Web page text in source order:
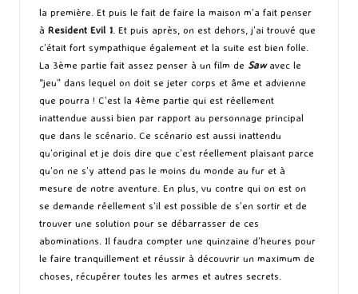
la première. Et puis le fait de faire la maison m’a fait penser
à Resident Evil 1 . Et puis après, on est dehors, j’ai trouvé que
c’était fort sympathique également et la suite est bien folle.
La 3ème partie fait assez penser à un film de Saw avec le
“jeu” dans lequel on doit se jeter corps et âme et advienne
que pourra ! C’est la 4ème partie qui est réellement
inattendue aussi bien par rapport au personnage principal
que dans le scénario. Ce scénario est aussi inattendu
qu’original et je dois dire que c’est réellement plaisant parce
qu’on ne s’y attend pas le moins du monde au fur et à
mesure de notre aventure. En plus, vu contre qui on est on
se demande réellement s’il est possible de s’en sortir et de
trouver une solution pour se débarrasser de ces
abominations. Il faudra compter une quinzaine d’heures pour
le faire tranquillement et réussir à découvrir un maximum de
choses, récupérer toutes les armes et autres secrets.